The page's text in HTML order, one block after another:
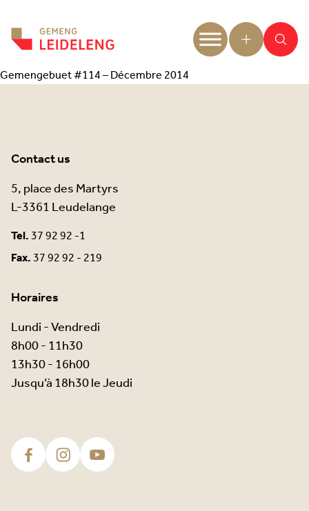
Gemengebuet #114 – Décembre 2014
Contact us
5, place des Martyrs
L-3361 Leudelange
Tel.37 92 92 -1
Fax.37 92 92 - 219
Horaires
Lundi - Vendredi
8h00 - 11h30
13h30 - 16h00
Jusqu’à 18h30 le Jeudi